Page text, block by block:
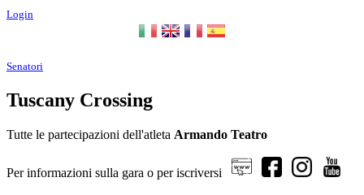
Login
Senatori
Tuscany Crossing
Tutte le partecipazioni dell'atleta Armando Teatro
Per informazioni sulla gara o per iscriversi